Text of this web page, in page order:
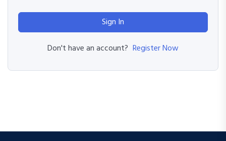
Sign In
Don't have an account? Register Now